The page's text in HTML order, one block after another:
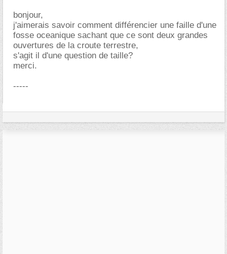
bonjour,
j'aimerais savoir comment différencier une faille d'une
fosse oceanique sachant que ce sont deux grandes
ouvertures de la croute terrestre,
s'agit il d'une question de taille?
merci.
-----